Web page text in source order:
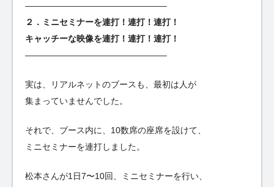
————————————————–
２．ミニセミナーを連打！連打！連打！
キャッチーな映像を連打！連打！連打！
————————————————–
実は、リアルネットのブースも、最初は人が
集まっていませんでした。
それで、ブース内に、10数席の座席を設けて、
ミニセミナーを連打しました。
松本さんが1日7〜10回、ミニセミナーを行い、